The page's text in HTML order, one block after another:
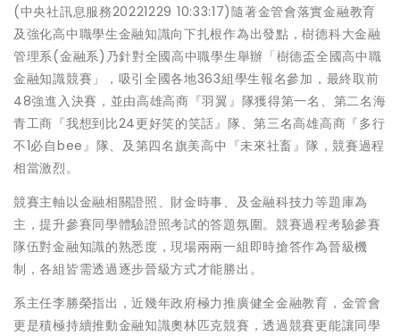
(中央社訊息服務20221229 10:33:17)隨著金管會落實金融教育
及強化高中職學生金融知識向下扎根作為出發點，樹德科大金融
管理系(金融系)乃針對全國高中職學生舉辦「樹德盃全國高中職
金融知識競賽」，吸引全國各地363組學生報名參加，最終取前
48強進入決賽，並由高雄高商『羽翼』隊獲得第一名、第二名海
青工商『我想到比24更好笑的笑話』隊、第三名高雄高商『多行
不1必自bee』隊、及第四名旗美高中『未來社畜』隊，競賽過程
相當激烈。
競賽主軸以金融相關證照、財金時事、及金融科技力等題庫為
主，提升參賽同學體驗證照考試的答題氛圍。競賽過程考驗參賽
隊伍對金融知識的熟悉度，現場兩兩一組即時搶答作為晉級機
制，各組皆需透過逐步晉級方式才能勝出。
系主任李勝榮指出，近幾年政府極力推廣健全金融教育，金管會
更是積極持續推動金融知識奧林匹克競賽，透過競賽更能讓同學